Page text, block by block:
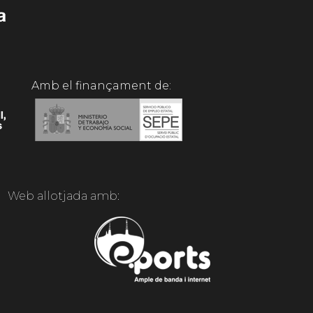
Amb el finançament de:
Web allotjada amb: